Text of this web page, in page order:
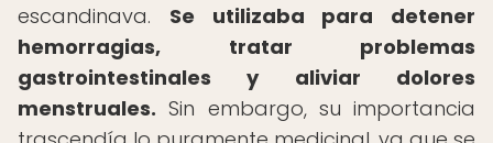
escandinava. Se utilizaba para detener
hemorragias, tratar problemas
gastrointestinales y aliviar dolores
menstruales. Sin embargo, su importancia